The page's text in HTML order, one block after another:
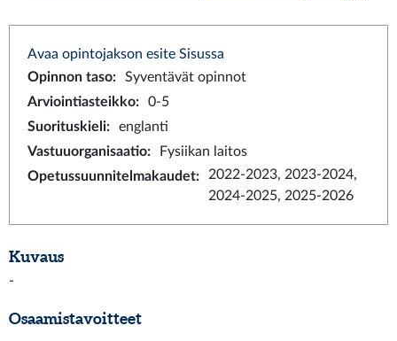
Avaa opintojakson esite Sisussa
Opinnon taso:
Syventävät opinnot
Arviointiasteikko:
0-5
Suorituskieli:
englanti
Vastuuorganisaatio:
Fysiikan laitos
Opetussuunnitelmakaudet:
2022-2023, 2023-2024,
2024-2025, 2025-2026
Kuvaus
-
Osaamistavoitteet